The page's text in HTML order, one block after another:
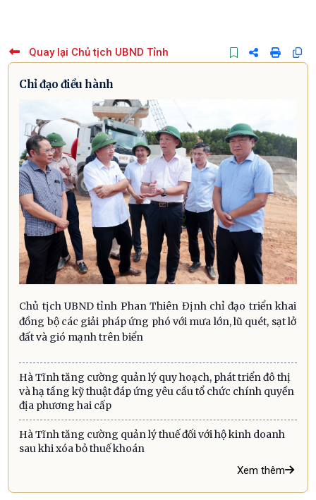
Quay lại Chủ tịch UBND Tỉnh
Chỉ đạo điều hành
Chủ tịch UBND tỉnh Phan Thiên Định chỉ đạo triển khai
đồng bộ các giải pháp ứng phó với mưa lớn, lũ quét, sạt lở
đất và gió mạnh trên biển
Hà Tĩnh tăng cường quản lý quy hoạch, phát triển đô thị
và hạ tầng kỹ thuật đáp ứng yêu cầu tổ chức chính quyền
địa phương hai cấp
Hà Tĩnh tăng cường quản lý thuế đối với hộ kinh doanh
sau khi xóa bỏ thuế khoán
Xem thêm